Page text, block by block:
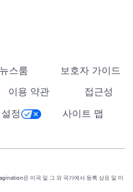
뉴스룸
보호자 가이드
이용 약관
접근성
정 사이트 맵
은 미국 및 그 외 국가에서 등록 상표 및 미